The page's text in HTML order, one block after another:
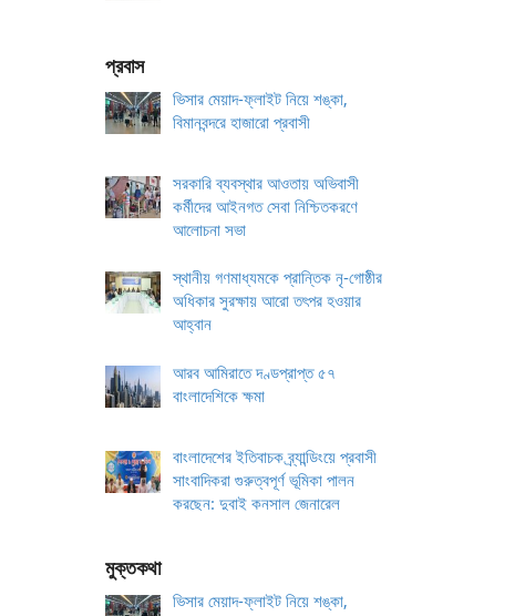
প্রবাস
ভিসার মেয়াদ-ফ্লাইট নিয়ে শঙ্কা,
বিমানবন্দরে হাজারো প্রবাসী
সরকারি ব্যবস্থার আওতায় অভিবাসী
কর্মীদের আইনগত সেবা নিশ্চিতকরণে
আলোচনা সভা
স্থানীয় গণমাধ্যমকে প্রান্তিক নৃ-গোষ্ঠীর
অধিকার সুরক্ষায় আরো তৎপর হওয়ার
আহ্বান
আরব আমিরাতে দণ্ডপ্রাপ্ত ৫৭
বাংলাদেশিকে ক্ষমা
বাংলাদেশের ইতিবাচক ব্র্যান্ডিংয়ে প্রবাসী
সাংবাদিকরা গুরুত্বপূর্ণ ভূমিকা পালন
করছেন: দুবাই কনসাল জেনারেল
মুক্তকথা
ভিসার মেয়াদ-ফ্লাইট নিয়ে শঙ্কা,